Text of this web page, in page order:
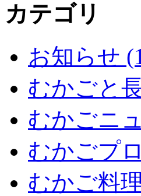
カテゴリ
お知らせ
むかごと
むかごニ
むかごプ
むかご料